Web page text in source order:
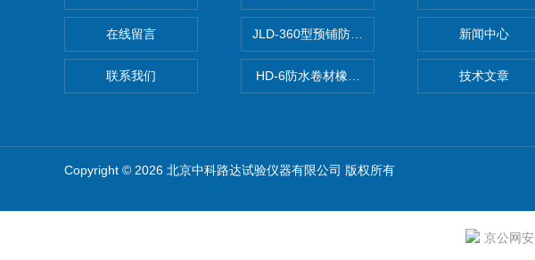
在线留言
联系我们
JLD-360型预铺防水卷材抗冲击性能试验仪
HD-6防水卷材橡胶测厚仪
新闻中心
技术文章
Copyright © 2026 北京中科路达试验仪器有限公司 版权所有
京公网